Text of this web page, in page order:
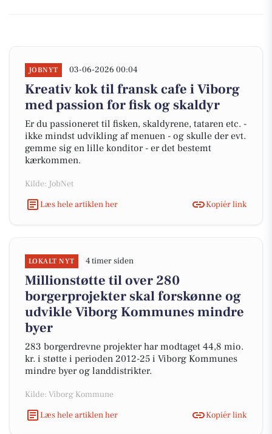
JOBNYT 03-06-2026 00:04
Kreativ kok til fransk cafe i Viborg
med passion for fisk og skaldyr
Er du passioneret til fisken, skaldyrene, tataren etc. -
ikke mindst udvikling af menuen - og skulle der evt.
gemme sig en lille konditor - er det bestemt
kærkommen.
Kilde: JobNet
Læs hele artiklen her
Kopiér link
LOKALT NYT 4 timer siden
Millionstøtte til over 280
borgerprojekter skal forskønne og
udvikle Viborg Kommunes mindre
byer
283 borgerdrevne projekter har modtaget 44,8 mio.
kr. i støtte i perioden 2012-25 i Viborg Kommunes
mindre byer og landdistrikter.
Kilde: Viborg Kommune
Læs hele artiklen her
Kopiér link